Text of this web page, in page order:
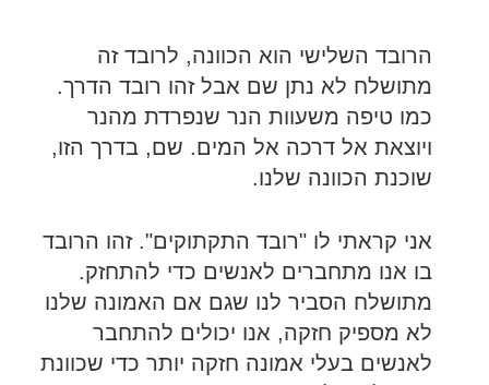
הרובד השלישי הוא הכוונה, לרובד זה
מתושלח לא נתן שם אבל זהו רובד הדרך.
כמו טיפה משעוות הנר שנפרדת מהנר
ויוצאת אל דרכה אל המים. שם, בדרך הזו,
שוכנת הכוונה שלנו.
אני קראתי לו "רובד התקתוקים". זהו הרובד
בו אנו מתחברים לאנשים כדי להתחזק.
מתושלח הסביר לנו שגם אם האמונה שלנו
לא מספיק חזקה, אנו יכולים להתחבר
לאנשים בעלי אמונה חזקה יותר כדי שכוונת